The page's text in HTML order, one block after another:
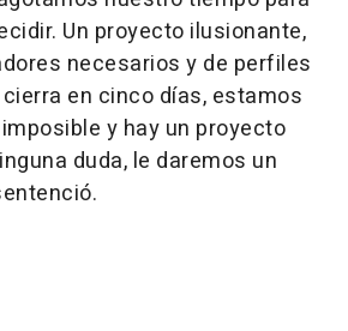
Un proyecto ilusionante,
necesarios y de perfiles
en cinco días, estamos
y hay un proyecto
duda, le daremos un